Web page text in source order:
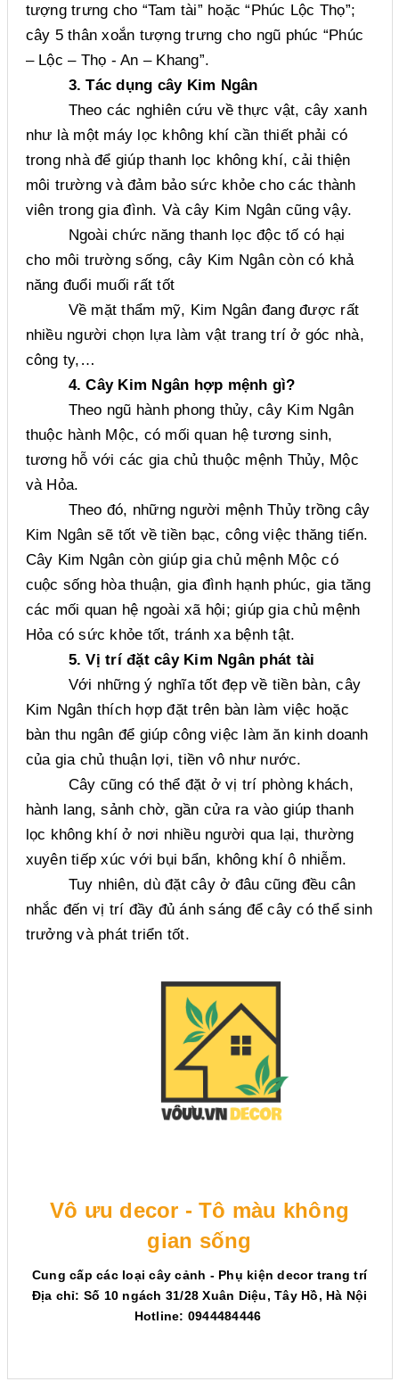
tượng trưng cho “Tam tài” hoặc “Phúc Lộc Thọ”;
cây 5 thân xoắn tượng trưng cho ngũ phúc “Phúc
– Lộc – Thọ - An – Khang”.
3. Tác dụng cây Kim Ngân
Theo các nghiên cứu về thực vật, cây xanh
như là một máy lọc không khí cần thiết phải có
trong nhà để giúp thanh lọc không khí, cải thiện
môi trường và đảm bảo sức khỏe cho các thành
viên trong gia đình. Và cây Kim Ngân cũng vậy.
Ngoài chức năng thanh lọc độc tố có hại
cho môi trường sống, cây Kim Ngân còn có khả
năng đuổi muối rất tốt
Về mặt thẩm mỹ, Kim Ngân đang được rất
nhiều người chọn lựa làm vật trang trí ở góc nhà,
công ty,…
4. Cây Kim Ngân hợp mệnh gì?
Theo ngũ hành phong thủy, cây Kim Ngân
thuộc hành Mộc, có mối quan hệ tương sinh,
tương hỗ với các gia chủ thuộc mệnh Thủy, Mộc
và Hỏa.
Theo đó, những người mệnh Thủy trồng cây
Kim Ngân sẽ tốt về tiền bạc, công việc thăng tiến.
Cây Kim Ngân còn giúp gia chủ mệnh Mộc có
cuộc sống hòa thuận, gia đình hạnh phúc, gia tăng
các mối quan hệ ngoài xã hội; giúp gia chủ mệnh
Hỏa có sức khỏe tốt, tránh xa bệnh tật.
5. Vị trí đặt cây Kim Ngân phát tài
Với những ý nghĩa tốt đẹp về tiền bàn, cây
Kim Ngân thích hợp đặt trên bàn làm việc hoặc
bàn thu ngân để giúp công việc làm ăn kinh doanh
của gia chủ thuận lợi, tiền vô như nước.
Cây cũng có thể đặt ở vị trí phòng khách,
hành lang, sảnh chờ, gần cửa ra vào giúp thanh
lọc không khí ở nơi nhiều người qua lại, thường
xuyên tiếp xúc với bụi bẩn, không khí ô nhiễm.
Tuy nhiên, dù đặt cây ở đâu cũng đều cân
nhắc đến vị trí đầy đủ ánh sáng để cây có thể sinh
trưởng và phát triển tốt.
Vô ưu decor - Tô màu không
gian sống
Cung cấp các loại cây cảnh - Phụ kiện decor trang trí
Địa chỉ: Số 10 ngách 31/28 Xuân Diệu, Tây Hồ, Hà Nội
Hotline: 0944484446